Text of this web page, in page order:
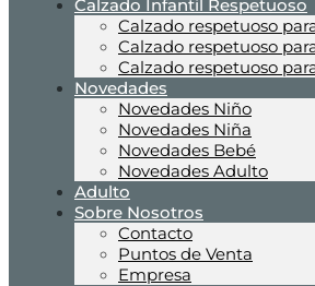
Calzado Infantil Respetuoso
Calzado respetuoso
Calzado respetuoso
Calzado respetuoso
Novedades
Novedades Niño
Novedades Niña
Novedades Bebé
Novedades Adulto
Adulto
Sobre Nosotros
Contacto
Puntos de Venta
Empresa